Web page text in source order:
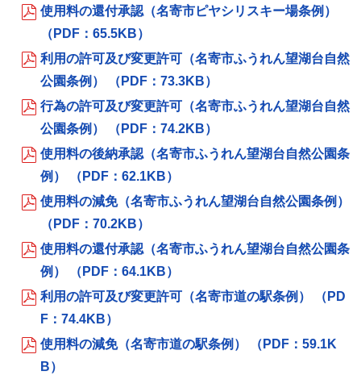
使用料の還付承認（名寄市ピヤシリスキー場条例）
（PDF：65.5KB）
利用の許可及び変更許可（名寄市ふうれん望湖台自然
公園条例） （PDF：73.3KB）
行為の許可及び変更許可（名寄市ふうれん望湖台自然
公園条例） （PDF：74.2KB）
使用料の後納承認（名寄市ふうれん望湖台自然公園条
例） （PDF：62.1KB）
使用料の減免（名寄市ふうれん望湖台自然公園条例）
（PDF：70.2KB）
使用料の還付承認（名寄市ふうれん望湖台自然公園条
例） （PDF：64.1KB）
利用の許可及び変更許可（名寄市道の駅条例） （PD
F：74.4KB）
使用料の減免（名寄市道の駅条例） （PDF：59.1K
B）